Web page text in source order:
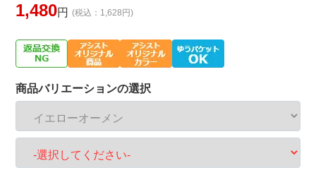
1,480円 (税込：1,628円)
商品バリエーションの選択